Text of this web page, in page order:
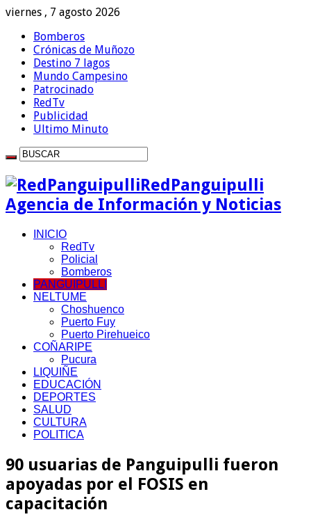
viernes , 7 agosto 2026
Bomberos
Crónicas de Muñozo
Destino 7 lagos
Mundo Campesino
Patrocinado
RedTv
Publicidad
Ultimo Minuto
RedPanguipulli
Agencia de Información y Noticias
INICIO
RedTv
Policial
Bomberos
PANGUIPULLI
NELTUME
Choshuenco
Puerto Fuy
Puerto Pirehueico
COÑARIPE
Pucura
LIQUIÑE
EDUCACIÓN
DEPORTES
SALUD
CULTURA
POLITICA
90 usuarias de Panguipulli fueron
apoyadas por el FOSIS en
capacitación